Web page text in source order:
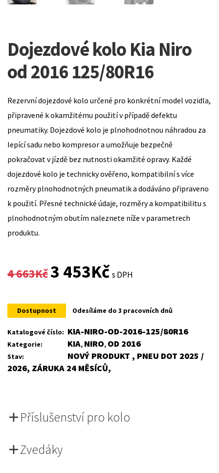
Dojezdové kolo Kia Niro
od 2016 125/80R16
Rezervní dojezdové kolo určené pro konkrétní model vozidla,
připravené k okamžitému použití v případě defektu
pneumatiky. Dojezdové kolo je plnohodnotnou náhradou za
lepící sadu nebo kompresor a umožňuje bezpečně
pokračovat v jízdě bez nutnosti okamžité opravy. Každé
dojezdové kolo je technicky ověřeno, kompatibilní s více
rozměry plnohodnotných pneumatik a dodáváno připraveno
k použití. Přesné technické údaje, rozměry a kompatibilitu s
plnohodnotným obutím naleznete níže v parametrech
produktu.
4 663Kč
Original
was:
4
663Kč.
3 453KčCurrent
is:
3
453Kč.
s DPH
Dostupnost Odesíláme do 3 pracovních dnů
Katalogové číslo: KIA-NIRO-OD-2016-125/80R16
Kategorie: KIA, NIRO, OD 2016
Stav:
NOVÝ PRODUKT , PNEU DOT 2025 /
2026, ZÁRUKA 24 MĚSÍCŮ,
Příslušenství pro kolo
Zvedáky